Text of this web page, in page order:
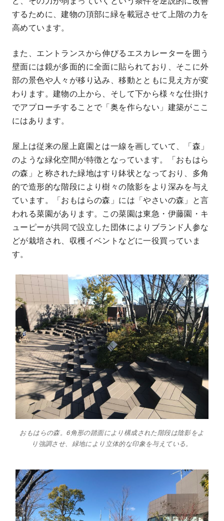
するために、建物の頂部に緑を載冠させて上階の力を
高めています。
また、エントランスから伸びるエスカレーターを囲う
壁面には鏡が多面的に全面に貼られており、そこに外
部の景色や人々が移り込み、移動とともに見え方が変
わります。建物の上から、そして下から様々な仕掛け
でアプローチすることで「奥を作らない」建築がここ
にはあります。
屋上は従来の屋上庭園とは一線を画していて、「森」
のような緑化空間が特徴となっています。「おもはら
の森」と称された緑地はすり鉢状となっており、多角
的で造形的な階段により樹々の陰影をより深みを与え
ています。「おもはらの森」には「やさいの森」と言
われる菜園があります。この菜園は東急・伊藤園・キ
ューピーが共同で設立した団体によりブランド人参な
どが栽培され、収穫イベントなどに一役買っていま
す。
おもはらの森。6角形の踏面により構成された階段は陰影をよ
り強調させ、緑地により立体的な印象を与えている。